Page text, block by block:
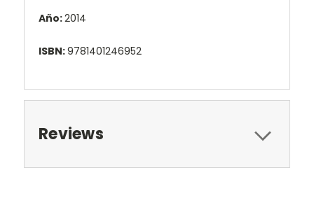
Año:2014
ISBN:9781401246952
Reviews